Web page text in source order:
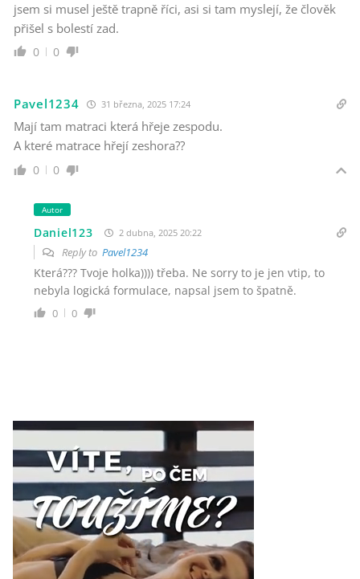
jsem si musel ještě trapně říci, asi si tam myslejí, že člověk
přišel s bolestí zad.
0 0
Pavel1234 31 března, 2025 17:24
Mají tam matraci která hřeje zespodu.
A které matrace hřejí zeshora??
0 0
Autor
Daniel123 2 dubna, 2025 20:22
Reply to Pavel1234
Která??? Tvoje holka)))) třeba. Ne sorry to je jen vtip, to
nebyla logická formulace, napsal jsem to špatně.
0 0